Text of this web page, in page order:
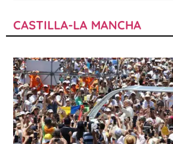
CASTILLA-LA MANCHA